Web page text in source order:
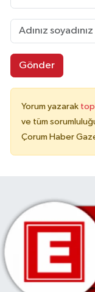
Gönder
Yorum yazarak
ve tüm
Çorum Haber